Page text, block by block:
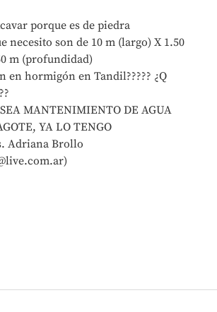
porque es de piedra
necesito son de 10 m (largo) X 1.50
m (profundidad)
en hormigón en Tandil????? ¿Q
MANTENIMIENTO DE AGUA
YA LO TENGO
Adriana Brollo